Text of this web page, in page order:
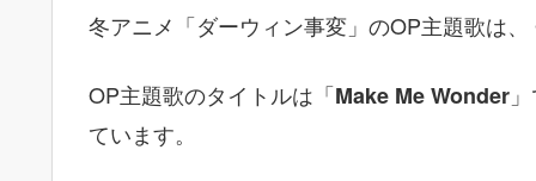
冬アニメ「ダーウィン事変」のOP主題歌は、
OP主題歌のタイトルは「Make Me Wonder
ています。